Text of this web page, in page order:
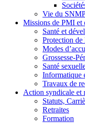
Vie du
Missions de PMI et
Santé et
Protection de
Modes
Grossesse-
Santé
Informatique
Travaux de
Action syndicale et
Statuts,
Retraites
Formation